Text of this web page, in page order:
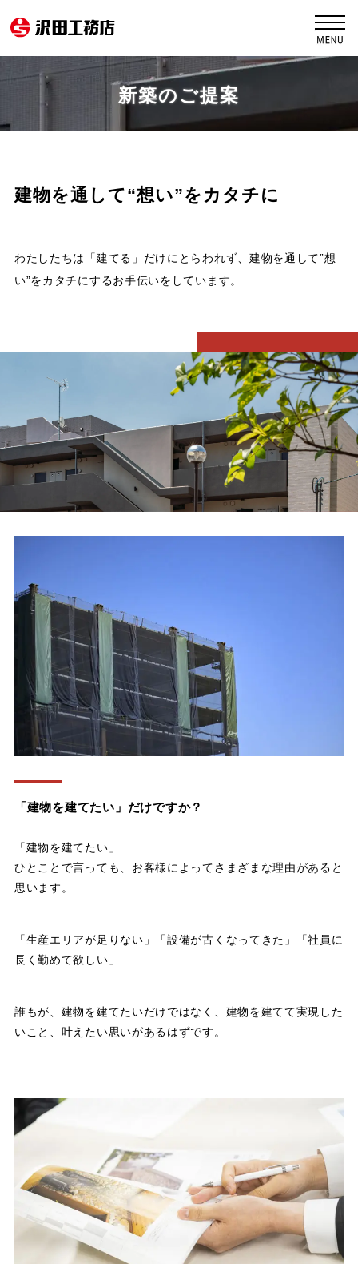
新築のご提案
建物を通して“想い”をカタチに
わたしたちは「建てる」だけにとらわれず、建物を通して”想
い”をカタチにするお手伝いをしています。
「建物を建てたい」だけですか？
「建物を建てたい」
ひとことで言っても、お客様によってさまざまな理由があると
思います。
「生産エリアが足りない」「設備が古くなってきた」「社員に
長く勤めて欲しい」
誰もが、建物を建てたいだけではなく、建物を建てて実現した
いこと、叶えたい思いがあるはずです。